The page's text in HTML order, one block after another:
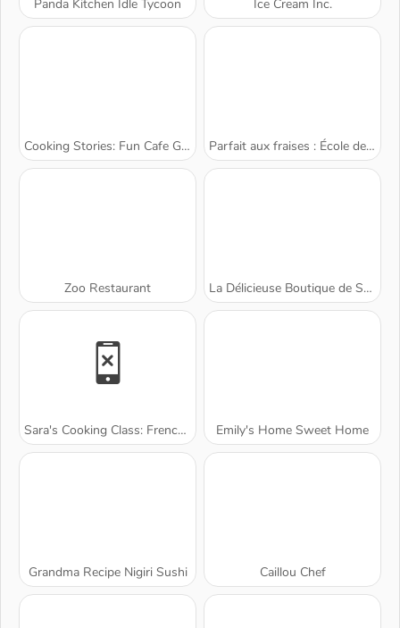
Panda Kitchen Idle Tycoon Ice Cream Inc.
Cooking Stories: Fun Cafe Game Parfait aux fraises : École de Sara
Zoo Restaurant La Délicieuse Boutique de Stawberry
Sara's Cooking Class: French Toast Waffles Emily's Home Sweet Home
Grandma Recipe Nigiri Sushi Caillou Chef